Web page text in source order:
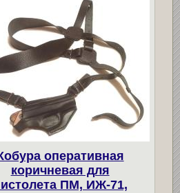
оперативная
коричневая для
ПМ, ИЖ-71,